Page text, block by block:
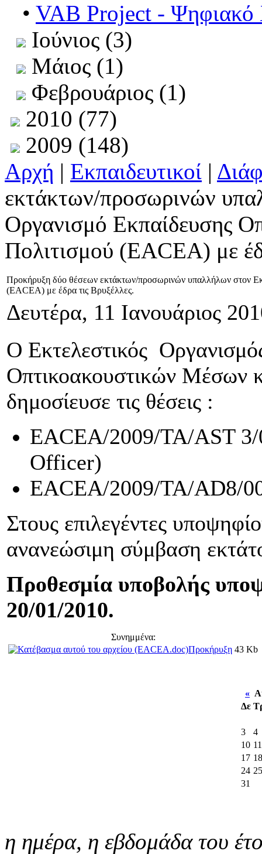
• VAB Project - Ψηφιακό
Ιούνιος (3)
Μάιος (1)
Φεβρουάριος (1)
2010 (77)
2009 (148)
Αρχή | Εκπαιδευτικοί |
εκτάκτων/προσωρινών
Οργανισμό Εκπαίδευσης
Πολιτισμού (EACEA) με
Προκήρυξη δύο θέσεων εκτάκτων/προσωρινών υπαλλήλων στον
(EACEA) με έδρα τις Βρυξέλλες.
Δευτέρα, 11 Ιανουάριος
Ο Εκτελεστικός
Οπτικοακουστικών Μέσων
δημοσίευσε τις θέσεις :
EACEA/2009/TA/AST
Officer)
EACEA/2009/TA/AD8/
Στους επιλεγέντες
ανανεώσιμη σύμβαση
Προθεσμία υποβολής
20/01/2010.
Συνημμένα:
Προκήρυξη 43 Kb
«
Δε
3
4
10 11
17 18
24 25
31
η ημέρα, η εβδομάδα του